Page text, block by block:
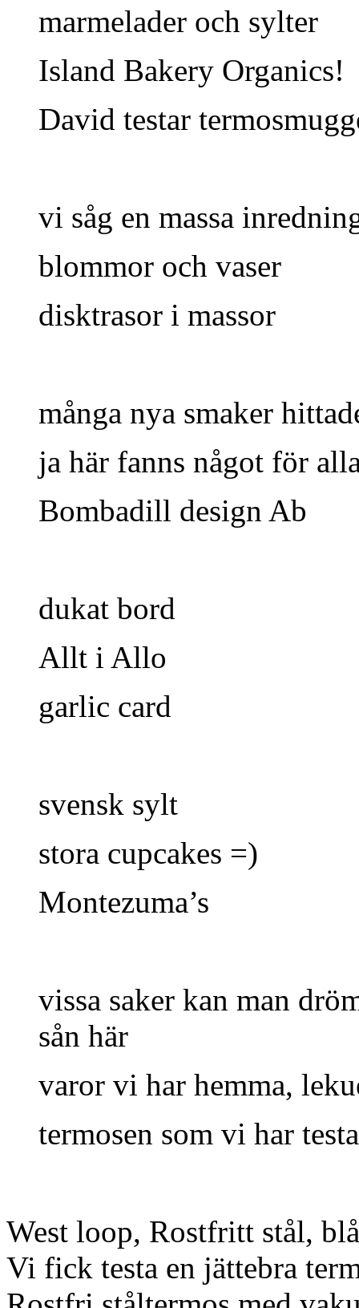
marmelader och sylter
Island Bakery Organics!
David testar
vi såg en massa
blommor och vaser
disktrasor i massor
många nya smaker
ja här fanns något för
Bombadill design Ab
dukat bord
Allt i Allo
garlic card
svensk sylt
stora cupcakes =)
Montezuma’s
vissa saker kan man
sån här
varor vi har hemma,
termosen som vi har
West loop, Rostfritt stål,
Vi fick testa en jättebra